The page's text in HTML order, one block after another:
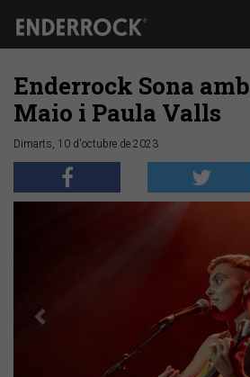
Enderrock Sona
Maio i Paula Valls
Dimarts, 10 d'octubre de 2023
Anterior